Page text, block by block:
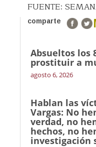
FUENTE:
comparte
Absueltos los
prostituir a
agosto 6, 2026
Hablan las
Vargas: No
verdad, no
hechos, no
investigación